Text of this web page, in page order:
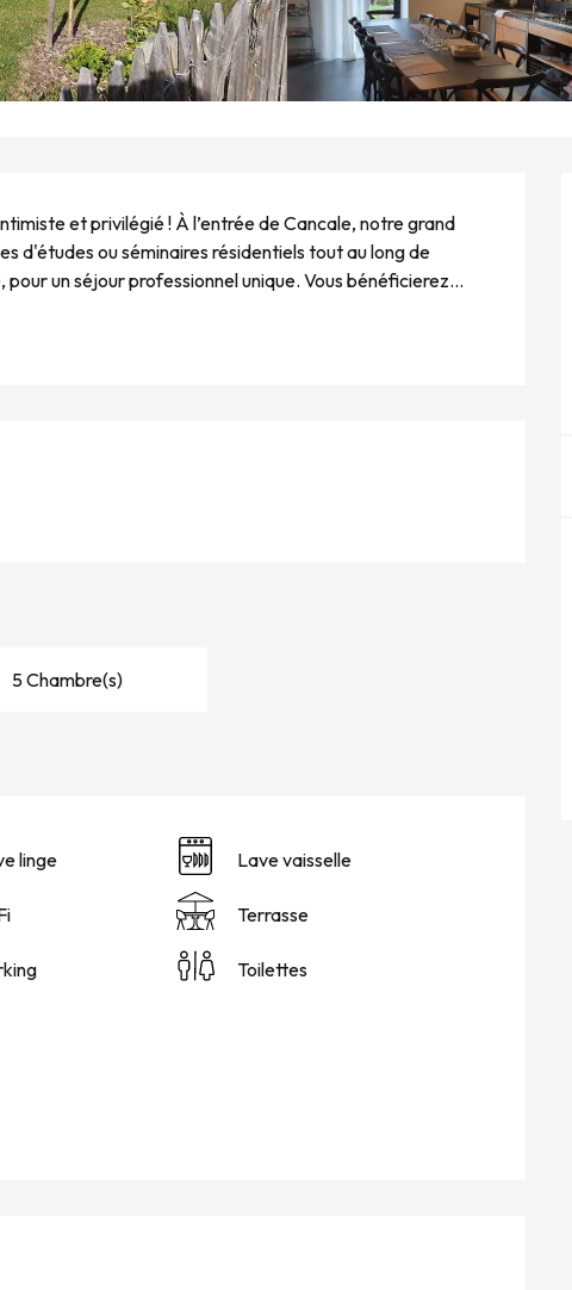
et privilégié ! À l’entrée de Cancale, notre grand
d'études ou séminaires résidentiels tout au long de
un séjour professionnel unique. Vous bénéficierez...
5 Chambre(s)
linge Lave vaisselle
Terrasse
Toilettes